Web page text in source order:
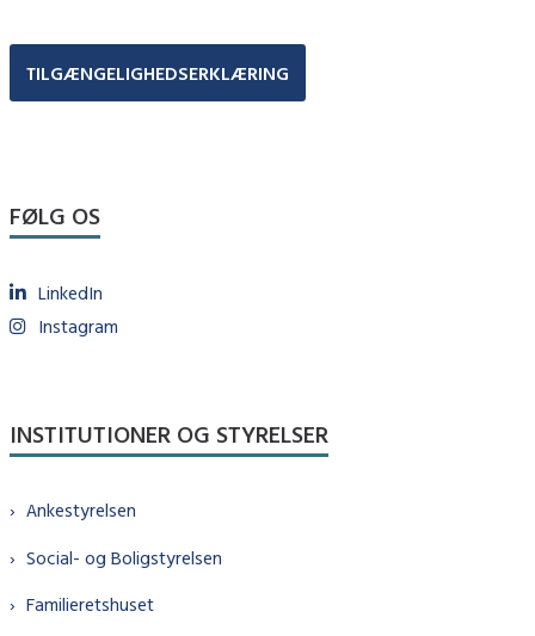
TILGÆNGELIGHEDSERKLÆRING
FØLG OS
LinkedIn
Instagram
INSTITUTIONER OG STYRELSER
Ankestyrelsen
Social- og Boligstyrelsen
Familieretshuset